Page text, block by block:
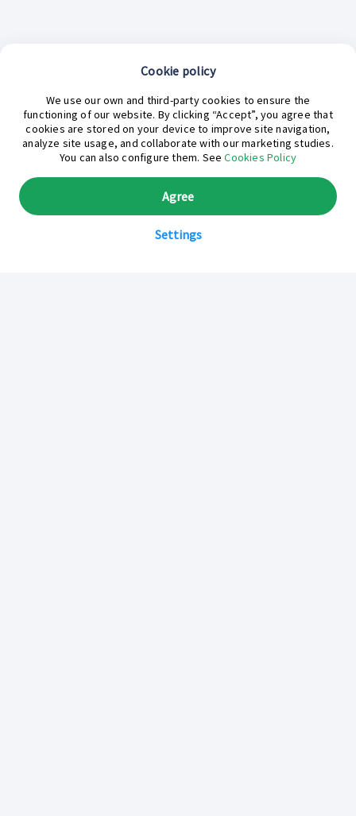
¿En qué podemos ayudarte hoy?
Cookie policy
We use our own and third-party cookies to ensure the
functioning of our website. By clicking “Accept”, you agree that
cookies are stored on your device to improve site navigation,
analyze site usage, and collaborate with our marketing studies.
You can also configure them. SeeCookies Policy
Settings
Agree